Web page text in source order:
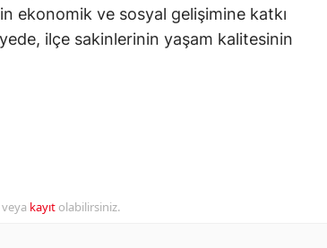
ekonomik ve sosyal gelişimine katkı
ilçe sakinlerinin yaşam kalitesinin
kayıt olabilirsiniz.